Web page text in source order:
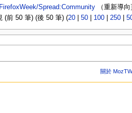
FirefoxWeek/Spread:Community（重新導
(前 50 筆) (後 50 筆) (20| 50| 100| 250|
關於